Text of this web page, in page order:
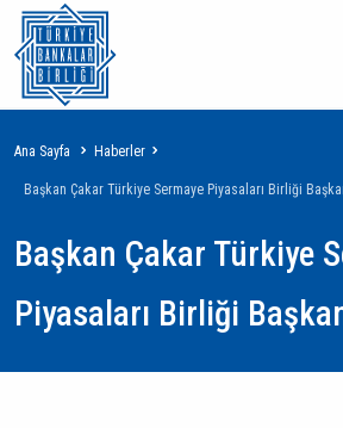
Sayfa
yolu
Ana Sayfa Haberler
Başkan Çakar Türkiye Sermaye Piyasaları Birliği
Başkan Çakar Türkiye
Piyasaları Birliği